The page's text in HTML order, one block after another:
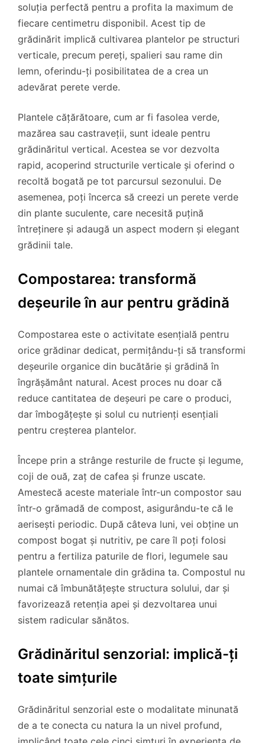
soluția perfectă pentru a profita la maximum de
fiecare centimetru disponibil. Acest tip de
grădinărit implică cultivarea plantelor pe structuri
verticale, precum pereți, spalieri sau rame din
lemn, oferindu-ți posibilitatea de a crea un
adevărat perete verde.
Plantele cățărătoare, cum ar fi fasolea verde,
mazărea sau castraveții, sunt ideale pentru
grădinăritul vertical. Acestea se vor dezvolta
rapid, acoperind structurile verticale și oferind o
recoltă bogată pe tot parcursul sezonului. De
asemenea, poți încerca să creezi un perete verde
din plante suculente, care necesită puțină
întreținere și adaugă un aspect modern și elegant
grădinii tale.
Compostarea: transformă
deșeurile în aur pentru grădină
Compostarea este o activitate esențială pentru
orice grădinar dedicat, permițându-ți să transformi
deșeurile organice din bucătărie și grădină în
îngrășământ natural. Acest proces nu doar că
reduce cantitatea de deșeuri pe care o produci,
dar îmbogățește și solul cu nutrienți esențiali
pentru creșterea plantelor.
Începe prin a strânge resturile de fructe și legume,
coji de ouă, zaț de cafea și frunze uscate.
Amestecă aceste materiale într-un compostor sau
într-o grămadă de compost, asigurându-te că le
aerisești periodic. După câteva luni, vei obține un
compost bogat și nutritiv, pe care îl poți folosi
pentru a fertiliza paturile de flori, legumele sau
plantele ornamentale din grădina ta. Compostul nu
numai că îmbunătățește structura solului, dar și
favorizează retenția apei și dezvoltarea unui
sistem radicular sănătos.
Grădinăritul senzorial: implică-ți
toate simțurile
Grădinăritul senzorial este o modalitate minunată
de a te conecta cu natura la un nivel profund,